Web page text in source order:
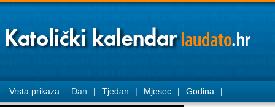
Vrsta prikaza: Dan | Tjedan | Mjesec | Godina |